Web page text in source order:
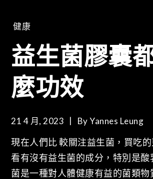
健康
益生菌膠囊
麼功效
21 4 月, 2023 ByYannes Leung
現在人們比 較關注益生菌，買吃
看有沒有益生菌的成分，特別是酸
菌是一種對人體健康有益的菌類物